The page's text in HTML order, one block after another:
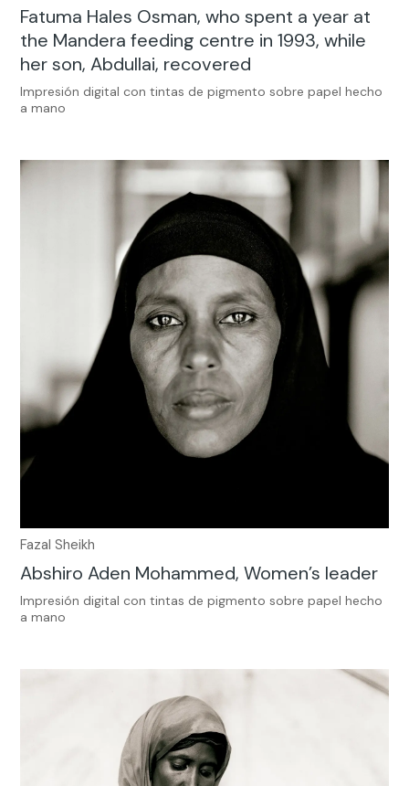
Fatuma Hales Osman, who spent a year at
the Mandera feeding centre in 1993, while
her son, Abdullai, recovered
Impresión digital con tintas de pigmento sobre papel hecho
a mano
Fazal Sheikh
Abshiro Aden Mohammed, Women’s leader
Impresión digital con tintas de pigmento sobre papel hecho
a mano